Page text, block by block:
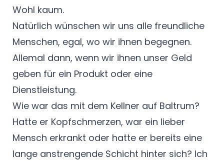
Wohl kaum.
Natürlich wünschen wir uns alle freundliche
Menschen, egal, wo wir ihnen begegnen.
Allemal dann, wenn wir ihnen unser Geld
geben für ein Produkt oder eine
Dienstleistung.
Wie war das mit dem Kellner auf Baltrum?
Hatte er Kopfschmerzen, war ein lieber
Mensch erkrankt oder hatte er bereits eine
lange anstrengende Schicht hinter sich? Ich